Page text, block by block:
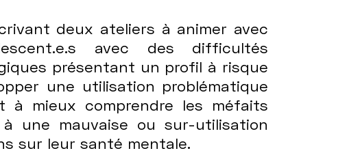
deux ateliers à animer avec
avec des difficultés
présentant un profil à risque
une utilisation problématique
à mieux comprendre les méfaits
à une mauvaise ou sur-utilisation
sur leur santé mentale.